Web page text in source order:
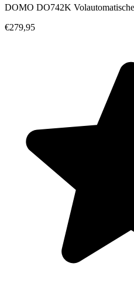
DOMO DO742K
€279,95